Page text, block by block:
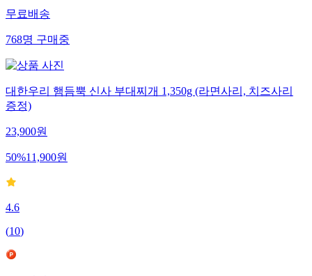
무료배송
768명구매중
대한우리 햄듬뿍 신사 부대찌개 1,350g (라면사리, 치즈사리
증정)
23,900원
50%11,900원
4.6
(10)